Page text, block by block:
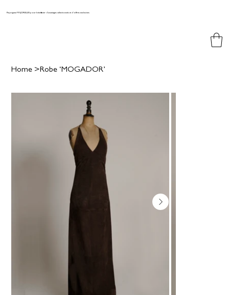
Rejoignez MAJORELLES pour bénéficier d'avantages sélectionnés et d'offres exclusives
Home >Robe ‘MOGADOR’